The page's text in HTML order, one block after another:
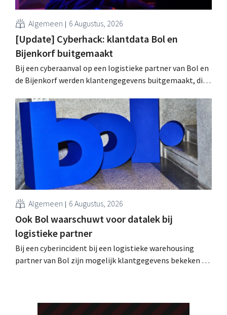
Algemeen 6 Augustus, 2026
[Update] Cyberhack: klantdata Bol en
Bijenkorf buitgemaakt
Bij een cyberaanval op een logistieke partner van Bol en
de Bijenkorf werden klantengegevens buitgemaakt, die
De retailers roepen klanten op alert te zijn voor
phishing.
Algemeen 6 Augustus, 2026
Ook Bol waarschuwt voor datalek bij
logistieke partner
Bij een cyberincident bij een logistieke warehousing
partner van Bol zijn mogelijk klantgegevens bekeken of